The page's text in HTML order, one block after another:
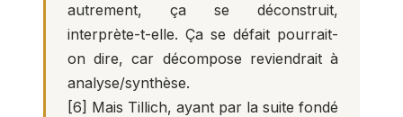
autrement, ça se déconstruit,
interprète-t-elle. Ça se défait pourrait-
on dire, car décompose reviendrait à
analyse/synthèse.
[6] Mais Tillich, ayant par la suite fondé